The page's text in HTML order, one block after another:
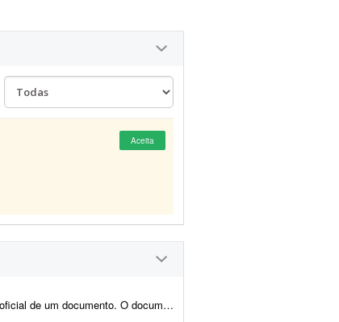
Aceita
utilizado para fins oficiais, portanto a tradu&cced...